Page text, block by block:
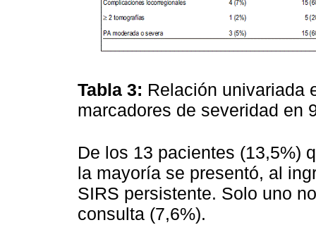
Tabla 3: Relación univariada
marcadores de severidad en
De los 13 pacientes (13,5%)
la mayoría se presentó, al
SIRS persistente. Solo uno
consulta (7,6%).